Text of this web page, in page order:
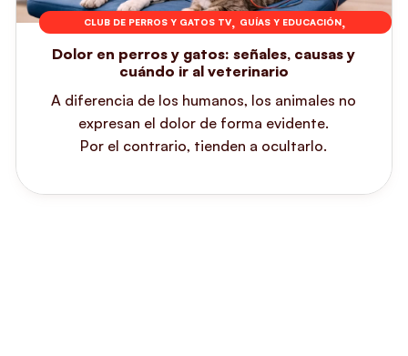
CLUB DE PERROS Y GATOS TV, GUÍAS Y EDUCACIÓN,
Dolor en perros y gatos: señales, causas y
cuándo ir al veterinario
A diferencia de los humanos, los animales no
expresan el dolor de forma evidente.
Por el contrario, tienden a ocultarlo.